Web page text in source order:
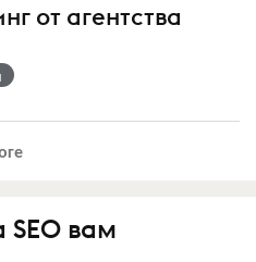
от агентства
SEO вам